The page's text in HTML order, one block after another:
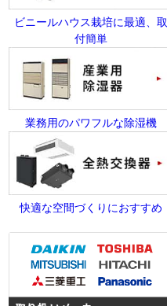
ビニールハウス栽培に最適、取
付簡単
業務用のパワフルな除湿機
快適な空間づくりにおすすめ